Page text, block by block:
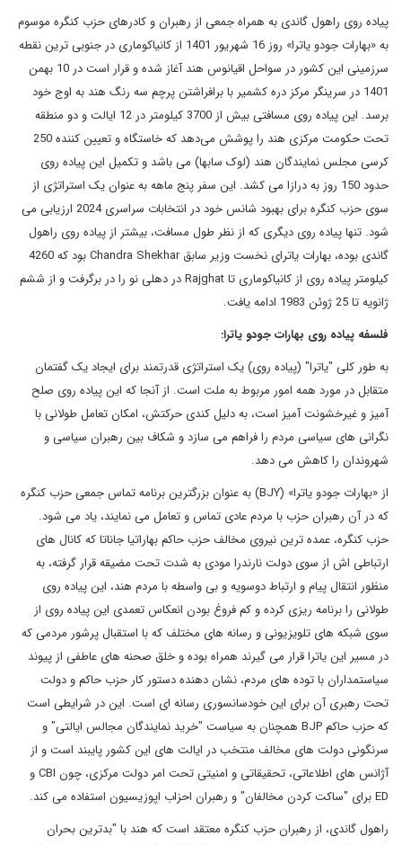
پیاده روی راهول گاندی به همراه جمعی از رهبران و کادرهای حزب کنگره موسوم
به «بهارات جودو یاترا» روز 16 شهریور 1401 از کانیاکوماری در جنوبی ترین نقطه
سرزمینی این کشور در سواحل اقیانوس هند آغاز شده و قرار است در 10 بهمن
1401 در سرینگر مرکز دره کشمیر با برافراشتن پرچم سه رنگ هند به اوج خود
برسد. این پیاده روی مسافتی بیش از 3700 کیلومتر در 12 ایالت و دو منطقه
تحت حکومت مرکزی هند را پوشش می‌دهد که خاستگاه و تعیین کننده 250
کرسی مجلس نمایندگان هند (لوک سابها) می باشد و تکمیل این پیاده روی
حدود 150 روز به درازا می کشد. این سفر پنج ماهه به عنوان یک استراتژی از
سوی حزب کنگره برای بهبود شانس خود در انتخابات سراسری 2024 ارزیابی می
شود. تنها پیاده روی دیگری که از نظر طول مسافت، بیشتر از پیاده روی راهول
گاندی بوده، بهارات یاترای نخست وزیر سابق Chandra Shekhar بود که 4260
کیلومتر پیاده روی از کانیاکوماری تا Rajghat در دهلی نو را در برگرفت و از ششم
ژانویه تا 25 ژوئن 1983 ادامه یافت.
فلسفه پیاده روی بهارات جودو یاترا:
به طور کلی "یاترا" (پیاده روی) یک استراتژی قدرتمند برای ایجاد یک گفتمان
متقابل در مورد همه امور مربوط به ملت است. از آنجا که این پیاده روی صلح
آمیز و غیرخشونت آمیز است، به دلیل کندی حرکتش، امکان تعامل طولانی با
نگرانی های سیاسی مردم را فراهم می سازد و شکاف بین رهبران سیاسی و
شهروندان را کاهش می دهد.
از «بهارات جودو یاترا» (BJY) به عنوان بزرگترین برنامه تماس جمعی حزب کنگره
که در آن رهبران حزب با مردم عادی تماس و تعامل می نمایند، یاد می شود.
حزب کنگره، عمده ترین نیروی مخالف حزب حاکم بهاراتیا جاناتا که کانال های
ارتباطی اش از سوی دولت نارندرا مودی به شدت تحت مضیقه قرار گرفته، به
منظور انتقال پیام و ارتباط دوسویه و بی واسطه با مردم هند، این پیاده روی
طولانی را برنامه ریزی کرده و کم فروغ بودن انعکاس تعمدی این پیاده روی از
سوی شبکه های تلویزیونی و رسانه های مختلف که با استقبال پرشور مردمی که
در مسیر این یاترا قرار می گیرند همراه بوده و خلق صحنه های عاطفی از پیوند
سیاستمداران با توده های مردم، نشان دهنده دستور کار حزب حاکم و دولت
تحت رهبری آن برای این خودسانسوری رسانه ای است. این در شرایطی است
که حزب حاکم BJP همچنان به سیاست "خرید نمایندگان مجالس ایالتی" و
سرنگونی دولت های مخالف منتخب در ایالت های این کشور پایبند است و از
آژانس های اطلاعاتی، تحقیقاتی و امنیتی تحت امر دولت مرکزی، چون CBI و
ED برای "ساکت کردن مخالفان" و رهبران احزاب اپوزیسیون استفاده می کند.
راهول گاندی، از رهبران حزب کنگره معتقد است که هند با "بدترین بحران